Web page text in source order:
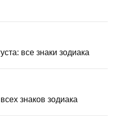
все знаки зодиака
знаков зодиака